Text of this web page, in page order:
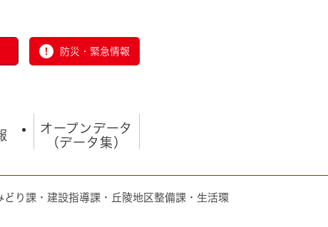
防災・緊急情報
オープンデータ
（データ集）
り課・建設指導課・丘陵地区整備課・生活環